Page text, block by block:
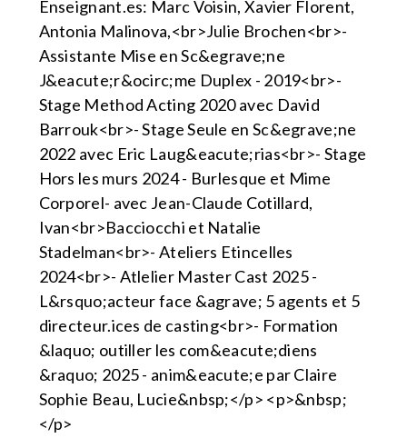
Enseignant.es: Marc Voisin, Xavier Florent,
Antonia Malinova,<br>Julie Brochen<br>-
Assistante Mise en Sc&egrave;ne
J&eacute;r&ocirc;me Duplex - 2019<br>-
Stage Method Acting 2020 avec David
Barrouk<br>- Stage Seule en Sc&egrave;ne
2022 avec Eric Laug&eacute;rias<br>- Stage
Hors les murs 2024 - Burlesque et Mime
Corporel- avec Jean-Claude Cotillard,
Ivan<br>Bacciocchi et Natalie
Stadelman<br>- Ateliers Etincelles
2024<br>- Atlelier Master Cast 2025 -
L&rsquo;acteur face &agrave; 5 agents et 5
directeur.ices de casting<br>- Formation
&laquo; outiller les com&eacute;diens
&raquo; 2025 - anim&eacute;e par Claire
Sophie Beau, Lucie&nbsp;</p> <p>&nbsp;
</p>